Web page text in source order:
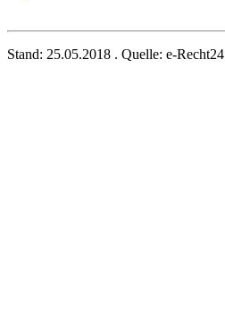
Stand: 25.05.2018 . Quelle: e-Recht24